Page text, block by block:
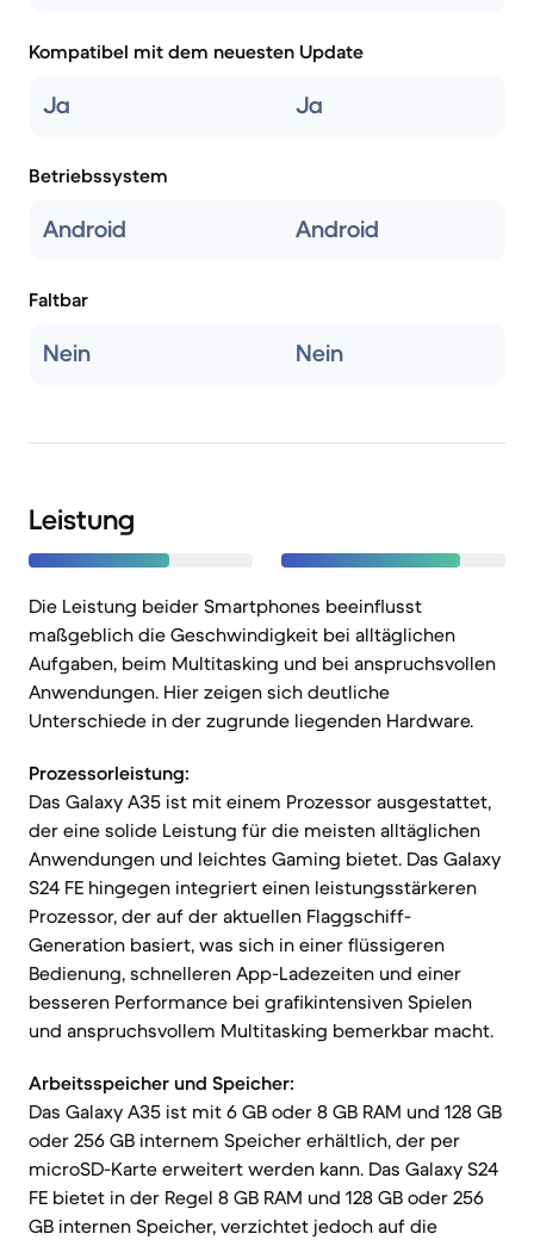
Kompatibel mit dem neuesten Update
Ja Ja
Betriebssystem
Android Android
Faltbar
Nein Nein
Leistung
Die Leistung beider Smartphones beeinflusst
maßgeblich die Geschwindigkeit bei alltäglichen
Aufgaben, beim Multitasking und bei anspruchsvollen
Anwendungen. Hier zeigen sich deutliche
Unterschiede in der zugrunde liegenden Hardware.
Prozessorleistung:
Das Galaxy A35 ist mit einem Prozessor ausgestattet,
der eine solide Leistung für die meisten alltäglichen
Anwendungen und leichtes Gaming bietet. Das Galaxy
S24 FE hingegen integriert einen leistungsstärkeren
Prozessor, der auf der aktuellen Flaggschiff-
Generation basiert, was sich in einer flüssigeren
Bedienung, schnelleren App-Ladezeiten und einer
besseren Performance bei grafikintensiven Spielen
und anspruchsvollem Multitasking bemerkbar macht.
Arbeitsspeicher und Speicher:
Das Galaxy A35 ist mit 6 GB oder 8 GB RAM und 128 GB
oder 256 GB internem Speicher erhältlich, der per
microSD-Karte erweitert werden kann. Das Galaxy S24
FE bietet in der Regel 8 GB RAM und 128 GB oder 256
GB internen Speicher, verzichtet jedoch auf die